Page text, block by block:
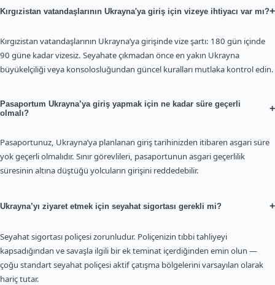
Kırgızistan vatandaşlarının Ukrayna'ya giriş için vizeye ihtiyacı var mı?+
Kırgızistan vatandaşlarının Ukrayna’ya girişinde vize şartı: 180 gün içinde
90 güne kadar vizesiz. Seyahate çıkmadan önce en yakın Ukrayna
büyükelçiliği veya konsolosluğundan güncel kuralları mutlaka kontrol edin.
Pasaportum Ukrayna’ya giriş yapmak için ne kadar süre geçerli
olmalı?
+
Pasaportunuz, Ukrayna’ya planlanan giriş tarihinizden itibaren asgari süre
yok geçerli olmalıdır. Sınır görevlileri, pasaportunun asgari geçerlilik
süresinin altına düştüğü yolcuların girişini reddedebilir.
Ukrayna’yı ziyaret etmek için seyahat sigortası gerekli mi? +
Seyahat sigortası poliçesi zorunludur. Poliçenizin tıbbi tahliyeyi
kapsadığından ve savaşla ilgili bir ek teminat içerdiğinden emin olun —
çoğu standart seyahat poliçesi aktif çatışma bölgelerini varsayılan olarak
hariç tutar.